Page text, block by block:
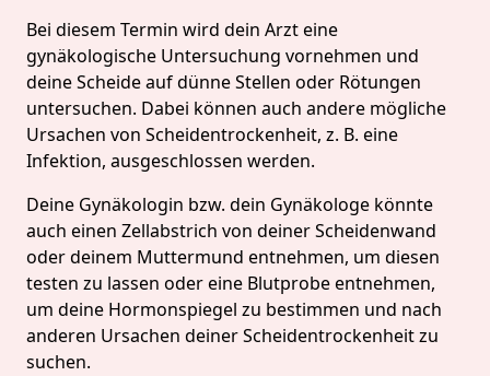
Bei diesem Termin wird dein Arzt eine
gynäkologische Untersuchung vornehmen und
deine Scheide auf dünne Stellen oder Rötungen
untersuchen. Dabei können auch andere mögliche
Ursachen von Scheidentrockenheit, z. B. eine
Infektion, ausgeschlossen werden.
Deine Gynäkologin bzw. dein Gynäkologe könnte
auch einen Zellabstrich von deiner Scheidenwand
oder deinem Muttermund entnehmen, um diesen
testen zu lassen oder eine Blutprobe entnehmen,
um deine Hormonspiegel zu bestimmen und nach
anderen Ursachen deiner Scheidentrockenheit zu
suchen.